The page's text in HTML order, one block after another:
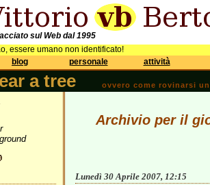
sul Web dal 1995
essere umano non identificato!
blog personale attività
a tree ovvero come rovinarsi
Archivio per il
Lunedì 30 Aprile 2007, 12:15